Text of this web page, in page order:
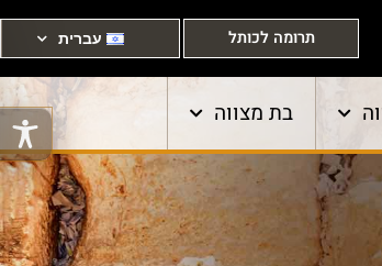
תרומה לכותל עברית
בת מצווה